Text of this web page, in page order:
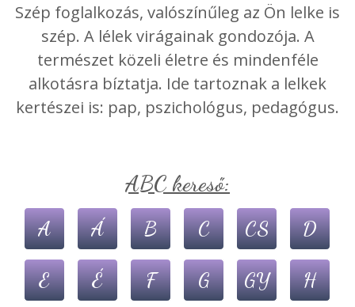
Szép foglalkozás, valószínűleg az Ön lelke is
szép. A lélek virágainak gondozója. A
természet közeli életre és mindenféle
alkotásra bíztatja. Ide tartoznak a lelkek
kertészei is: pap, pszichológus, pedagógus.
ABC kereső:
A Á B C CS D
E É F G GY H